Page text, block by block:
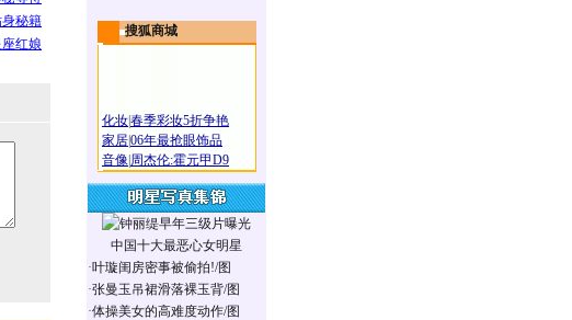
搜狐商城
化妆春季彩妆5折争艳
家居06年最抢眼饰品
音像 周杰伦:霍元甲D9
中国十大最恶心女明星
·叶璇闺房密事被偷拍!/图
·张曼玉吊裙滑落裸玉背/图
·体操美女的高难度动作/图